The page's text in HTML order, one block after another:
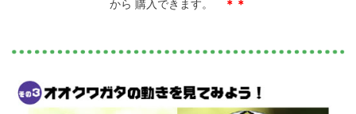
から 購入できます。
＊＊